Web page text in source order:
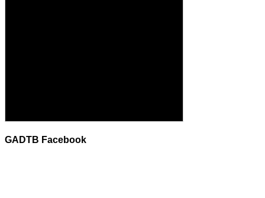
GADTB Facebook